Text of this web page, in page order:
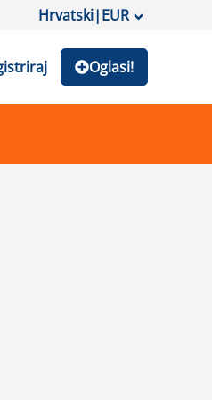
Hrvatski|EUR
Oglasi!